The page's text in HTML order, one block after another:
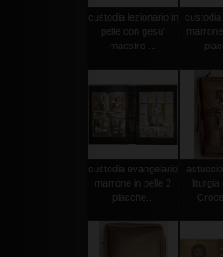
custodia lezionario in
pelle con gesu'
maestro ...
custodia evangelario
marrone in pelle 2
placche...